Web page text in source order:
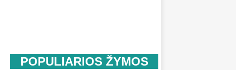
POPULIARIOS ŽYMOS